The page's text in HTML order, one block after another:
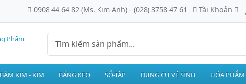
0908 44 64 82 (Ms. Kim Anh) - (028) 3758 47 61 Tài Khoản
BẤM KIM - KIM BĂNG KEO SỔ-TẬP DỤNG CỤ VỆ SINH HÓA PHẨM